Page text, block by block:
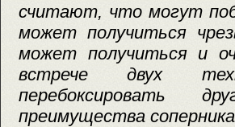
считают, что могут
может получиться
может получиться и
встрече двух
перебоксировать
преимущества